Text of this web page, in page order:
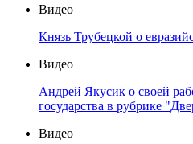
Видео
Князь Трубецкой о
Видео
Андрей Якусик о своей
государства в рубрике
Видео